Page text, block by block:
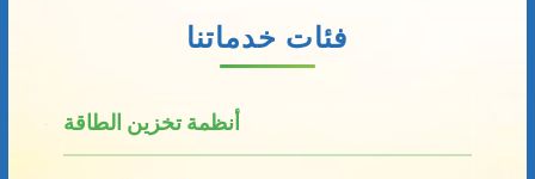
فئات خدماتنا
أنظمة تخزين الطاقة